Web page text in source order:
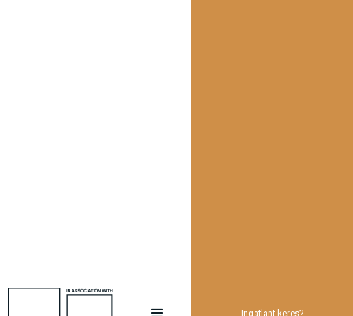
Ingatlant keres?